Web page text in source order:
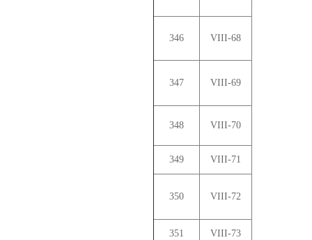
346 VIII-68
347 VIII-69
348 VIII-70
349 VIII-71
350 VIII-72
351 VIII-73